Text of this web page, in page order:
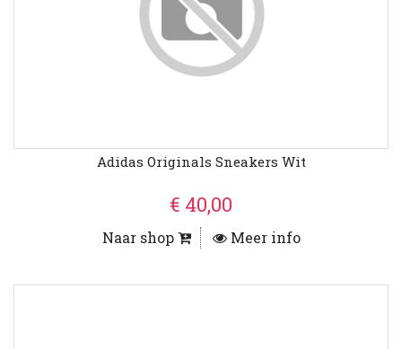
Adidas Originals Sneakers Wit
€ 40,00
Naar shop Meer info